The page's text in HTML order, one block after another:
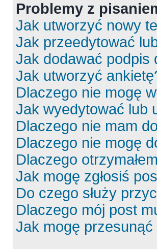
Problemy z
Jak utworzyć nowy
Jak przeedytować
Jak dodawać podpis
Jak utworzyć
Dlaczego nie mogę
Jak wyedytować lub
Dlaczego nie mam
Dlaczego nie mogę
Dlaczego
Jak mogę zgłosiś
Do czego służy
Dlaczego mój post
Jak mogę